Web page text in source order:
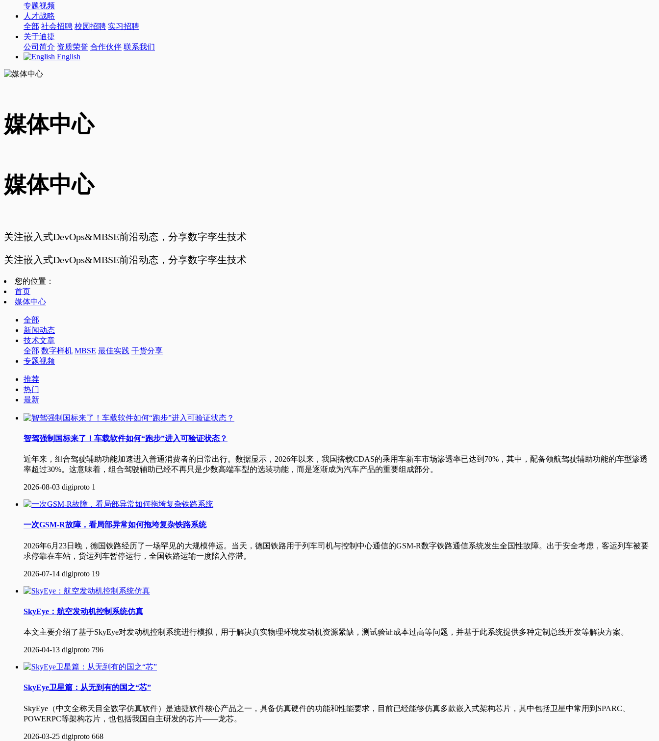
专题视频
人才战略
全部 社会招聘 校园招聘 实习招聘
关于迪捷
公司简介 资质荣誉 合作伙伴 联系我们
English
媒体中心
媒体中心
关注嵌入式DevOps&MBSE前沿动态，分享数字孪生技术
关注嵌入式DevOps&MBSE前沿动态，分享数字孪生技术
您的位置：
首页
媒体中心
全部
新闻动态
技术文章
全部 数字样机 MBSE 最佳实践 干货分享
专题视频
推荐
热门
最新
智驾强制国标来了！车载软件如何“跑步”进入可验证状态？
近年来，组合驾驶辅助功能加速进入普通消费者的日常出行。数据显示，2026年以来，我国搭载CDAS的乘用车新车市场渗透率已达到70%，其中，配备领航驾驶辅助功能的车型渗透
率超过30%。这意味着，组合驾驶辅助已经不再只是少数高端车型的选装功能，而是逐渐成为汽车产品的重要组成部分。
2026-08-03 digiproto 1
一次GSM-R故障，看局部异常如何拖垮复杂铁路系统
2026年6月23日晚，德国铁路经历了一场罕见的大规模停运。当天，德国铁路用于列车司机与控制中心通信的GSM-R数字铁路通信系统发生全国性故障。出于安全考虑，客运列车被要
求停靠在车站，货运列车暂停运行，全国铁路运输一度陷入停滞。
2026-07-14 digiproto 19
SkyEye：航空发动机控制系统仿真
本文主要介绍了基于SkyEye对发动机控制系统进行模拟，用于解决真实物理环境发动机资源紧缺，测试验证成本过高等问题，并基于此系统提供多种定制总线开发等解决方案。
2026-04-13 digiproto 796
SkyEye卫星篇：从无到有的国之“芯”
SkyEye（中文全称天目全数字仿真软件）是迪捷软件核心产品之一，具备仿真硬件的功能和性能要求，目前已经能够仿真多款嵌入式架构芯片，其中包括卫星中常用到SPARC、
POWERPC等架构芯片，也包括我国自主研发的芯片——龙芯。
2026-03-25 digiproto 668